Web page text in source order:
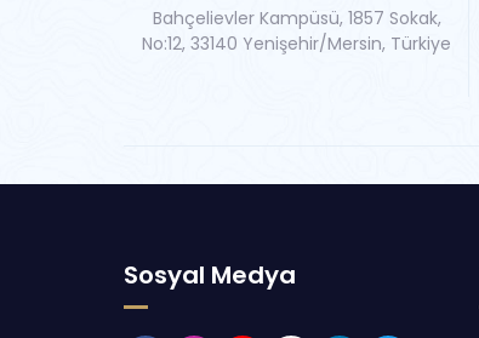
Bahçelievler Kampüsü, 1857 Sokak,
No:12, 33140 Yenişehir/Mersin, Türkiye
Sosyal Medya